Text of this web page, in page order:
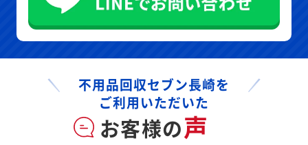
不用品回収セブン長崎を
ご利用いただいた
お客様の声